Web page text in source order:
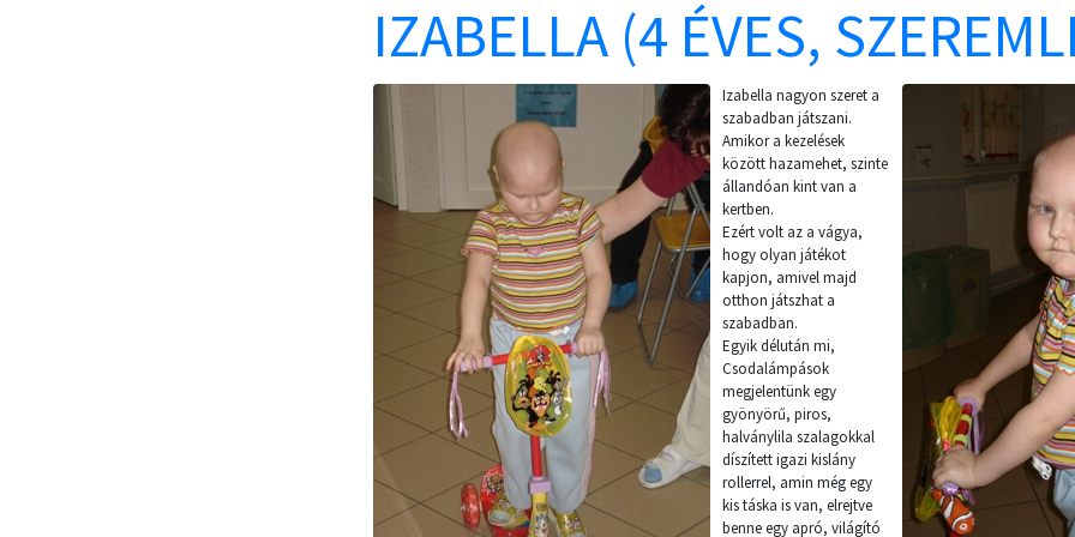
IZABELLA (4 ÉVES,
Izabella nagyon szeret a
szabadban játszani.
Amikor a kezelések
között hazamehet, szinte
állandóan kint van a
kertben.
Ezért volt az a vágya,
hogy olyan játékot
kapjon, amivel majd
otthon játszhat a
szabadban.
Egyik délután mi,
Csodalámpások
megjelentünk egy
gyönyörű, piros,
halványlila szalagokkal
díszített igazi kislány
rollerrel, amin még egy
kis táska is van, elrejtve
benne egy apró, világító